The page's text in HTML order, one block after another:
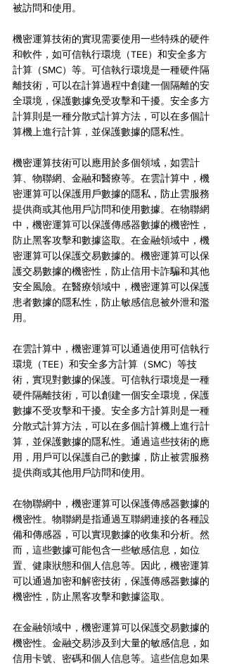
被訪問和使用。
機密運算技術的實現需要使用一些特殊的硬件
和軟件，如可信執行環境（TEE）和安全多方
計算（SMC）等。可信執行環境是一種硬件隔
離技術，可以在計算過程中創建一個隔離的安
全環境，保護數據免受攻擊和干擾。安全多方
計算則是一種分散式計算方法，可以在多個計
算機上進行計算，並保護數據的隱私性。
機密運算技術可以應用於多個領域，如雲計
算、物聯網、金融和醫療等。在雲計算中，機
密運算可以保護用戶數據的隱私，防止雲服務
提供商或其他用戶訪問和使用數據。在物聯網
中，機密運算可以保護傳感器數據的機密性，
防止黑客攻擊和數據盜取。在金融領域中，機
密運算可以保護交易數據的。機密運算可以保
護交易數據的機密性，防止信用卡詐騙和其他
安全風險。在醫療領域中，機密運算可以保護
患者數據的隱私性，防止敏感信息被外泄和濫
用。
在雲計算中，機密運算可以通過使用可信執行
環境（TEE）和安全多方計算（SMC）等技
術，實現對數據的保護。可信執行環境是一種
硬件隔離技術，可以創建一個安全環境，保護
數據不受攻擊和干擾。安全多方計算則是一種
分散式計算方法，可以在多個計算機上進行計
算，並保護數據的隱私性。通過這些技術的應
用，用戶可以保護自己的數據，防止被雲服務
提供商或其他用戶訪問和使用。
在物聯網中，機密運算可以保護傳感器數據的
機密性。物聯網是指通過互聯網連接的各種設
備和傳感器，可以實現數據的收集和分析。然
而，這些數據可能包含一些敏感信息，如位
置、健康狀態和個人信息等。因此，機密運算
可以通過加密和解密技術，保護傳感器數據的
機密性，防止黑客攻擊和數據盜取。
在金融領域中，機密運算可以保護交易數據的
機密性。金融交易涉及到大量的敏感信息，如
信用卡號、密碼和個人信息等。這些信息如果